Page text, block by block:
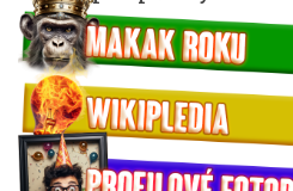
pro
příspěvky